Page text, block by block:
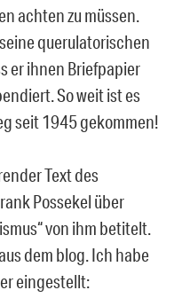
achten zu müssen.
querulatorischen
er ihnen Briefpapier
So weit ist es
seit 1945 gekommen!
Text des
Possekel über
von ihm betitelt.
dem blog. Ich habe
eingestellt: